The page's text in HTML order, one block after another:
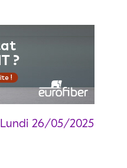
Lundi 26/05/2025